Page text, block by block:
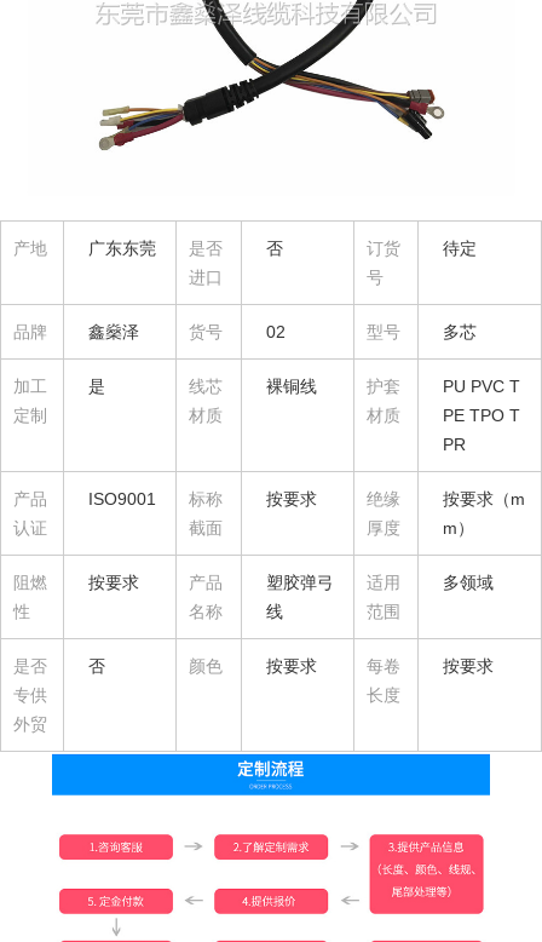
产地 广东东莞
是否
进口
否
订货
号
待定
品牌 鑫燊泽 货号 02 型号 多芯
加工
定制
是
线芯
材质
裸铜线
护套
材质
PU PVC T
PE TPO T
PR
产品
认证
ISO9001
标称
截面
按要求
绝缘
厚度
按要求（m
m）
阻燃
性
按要求
产品
名称
塑胶弹弓
线
适用
范围
多领域
是否
专供
外贸
否 颜色 按要求
每卷
长度
按要求